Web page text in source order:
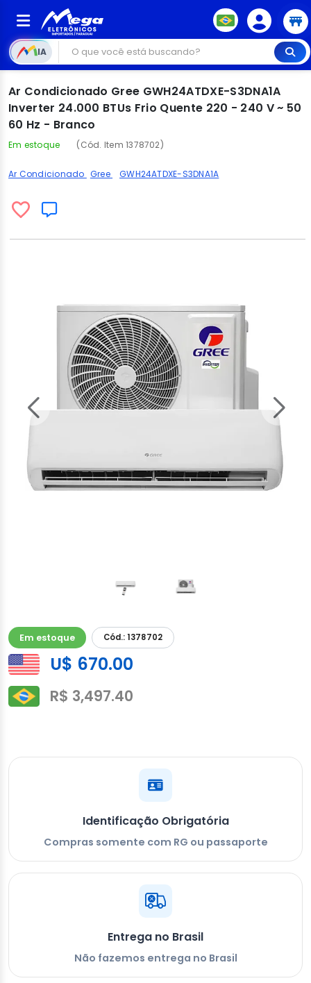
IA
Ar Condicionado Gree GWH24ATDXE-S3DNA1A
Inverter 24.000 BTUs Frio Quente 220 - 240 V ~ 50
60 Hz - Branco
Em estoque (Cód. Item 1378702)
Ar Condicionado Gree GWH24ATDXE-S3DNA1A
Em estoque Cód.: 1378702
U$ 670.00
R$ 3,497.40
Identificação Obrigatória
Compras somente com RG ou passaporte
Entrega no Brasil
Não fazemos entrega no Brasil